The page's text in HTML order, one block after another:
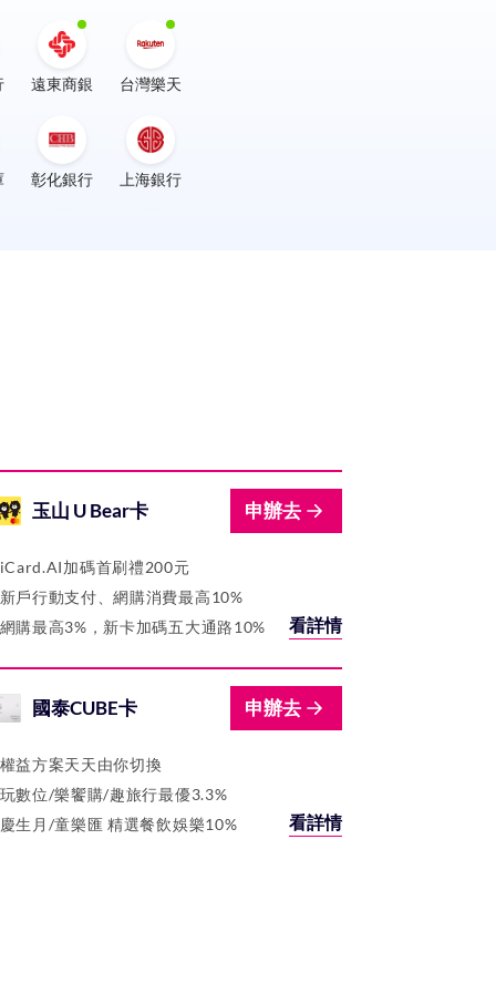
遠東商銀 台灣樂天
彰化銀行 上海銀行
玉山 U Bear卡 申辦去
iCard.AI加碼首刷禮200元
新戶行動支付、網購消費最高10%
網購最高3%，新卡加碼五大通路10%
看詳情
國泰CUBE卡 申辦去
權益方案天天由你切換
玩數位/樂饗購/趣旅行最優3.3%
慶生月/童樂匯 精選餐飲娛樂10%
看詳情